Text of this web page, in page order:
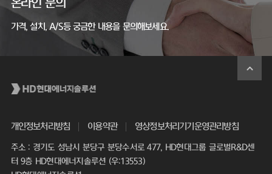
온라인 문의
가격, 설치, A/S등 궁금한 내용을 문의해보세요.
개인정보처리방침 이용약관 영상정보처리기기운영관리방침
주소 : 경기도 성남시 분당구 분당수서로 477, HD현대그룹 글로벌R&D센
터 9층 HD현대에너지솔루션 (우:13553)